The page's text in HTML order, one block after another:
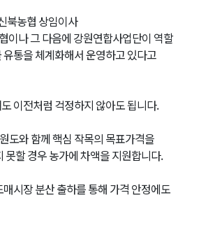
북농협 상임이사
이나 그 다음에 강원연합사업단이 역할
통을 체계화해서 운영하고 있다고
이전처럼 걱정하지 않아도 됩니다.
도와 함께 핵심 작목의 목표가격을
못할 경우 농가에 차액을 지원합니다.
시장 분산 출하를 통해 가격 안정에도